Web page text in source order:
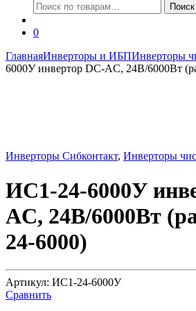
Искать:
Поиск
0
ГлавнаяИнверторы и ИБПИнверторы
6000У инвертор DC-AC, 24В/6000Вт
Инверторы Сибконтакт, Инверторы
ИС1-24-6000У
AC, 24В/6000Вт
24-6000)
Артикул: ИС1-24-6000У
Сравнить